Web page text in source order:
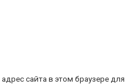
сайта в этом браузере для